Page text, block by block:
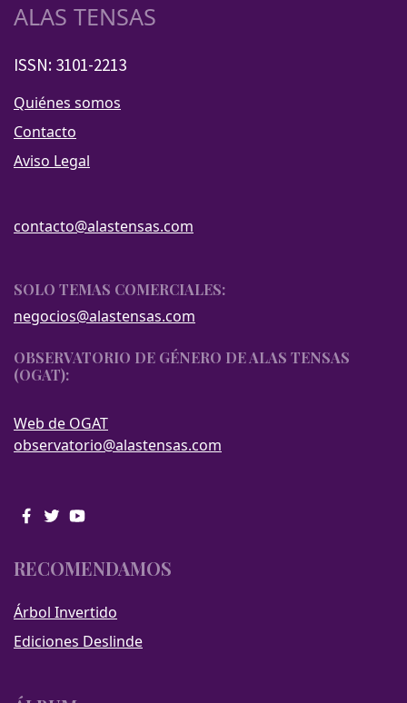
ALAS TENSAS
ISSN: 3101-2213
Quiénes somos
Contacto
Aviso Legal
contacto@alastensas.com
SOLO TEMAS COMERCIALES:
negocios@alastensas.com
OBSERVATORIO DE GÉNERO DE ALAS TENSAS
(OGAT):
Web de OGAT
observatorio@alastensas.com
RECOMENDAMOS
Árbol Invertido
Ediciones Deslinde